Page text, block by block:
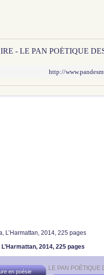
- LE PAN POÉTIQUE
http://
2014, 225 pages
LE PAN POÉTIQUE
en poésie